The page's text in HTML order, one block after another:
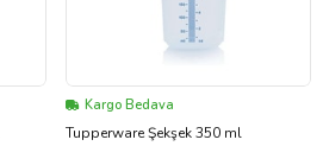
Kargo Bedava
Tupperware Şekşek 350 ml